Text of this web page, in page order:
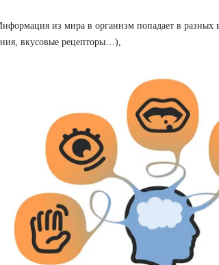
из мира в организм попадает в разных
вкусовые рецепторы…),